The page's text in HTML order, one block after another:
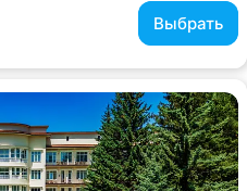
Выбрать